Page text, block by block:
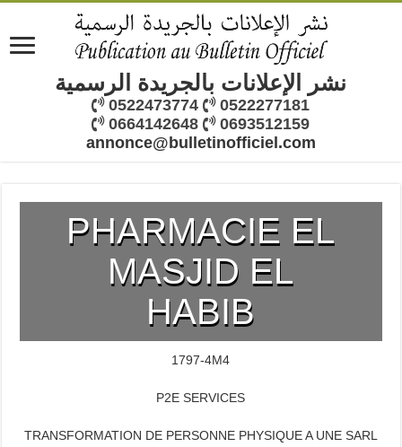
نشر الإعلانات بالجريدة الرسمية
0522473774
0522277181
0664142648
0693512159
annonce@bulletinofficiel.com
PHARMACIE EL
MASJID EL
HABIB
1797-4M4
P2E SERVICES
TRANSFORMATION DE PERSONNE PHYSIQUE A UNE SARL